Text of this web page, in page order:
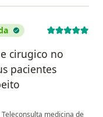
cirugico no
pacientes
Teleconsulta medicina de